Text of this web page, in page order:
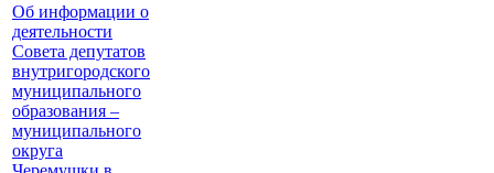
Об информации о
деятельности
Совета депутатов
внутригородского
муниципального
образования –
муниципального
округа